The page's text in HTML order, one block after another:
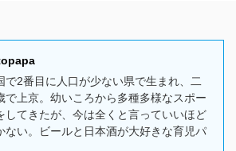
で2番目に人口が少ない県で生まれ、二
で上京。幼いころから多種多様なスポー
してきたが、今は全くと言っていいほど
ない。ビールと日本酒が大好きな育児パ